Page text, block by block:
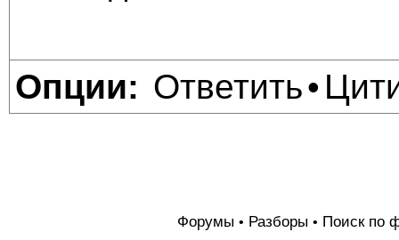
Опции: Ответить•
Форумы • Разборы • Поиск по